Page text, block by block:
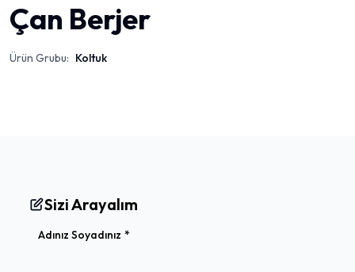
Çan Berjer
Ürün Grubu: Koltuk
Sizi Arayalım
Adınız Soyadınız *